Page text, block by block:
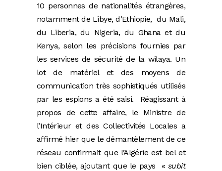
10 personnes de nationalités étrangères,
notamment de Libye, d’Ethiopie, du Mali,
du Liberia, du Nigeria, du Ghana et du
Kenya, selon les précisions fournies par
les services de sécurité de la wilaya. Un
lot de matériel et des moyens de
communication très sophistiqués utilisés
par les espions a été saisi. Réagissant à
propos de cette affaire, le Ministre de
l’Intérieur et des Collectivités Locales a
affirmé hier que le démantèlement de ce
réseau confirmait que l’Algérie est bel et
bien ciblée, ajoutant que le pays « subit